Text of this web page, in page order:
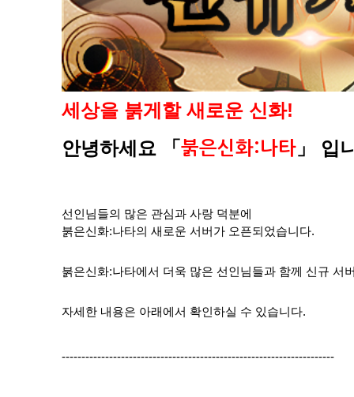
세상을 붉게할 새로운 신화!
안녕하세요
「붉은신화:나타 」 입
선인님들의 많은 관심과 사랑 덕분에
붉은신화:나타의 새로운 서버가 오픈되었습니다.​
붉은신화:나타에서 더욱 많은 선인님들과 함께 신규 서
자세한 내용은 아래에서 확인하실 수 있습니다.
---------------------------------------------------------------------